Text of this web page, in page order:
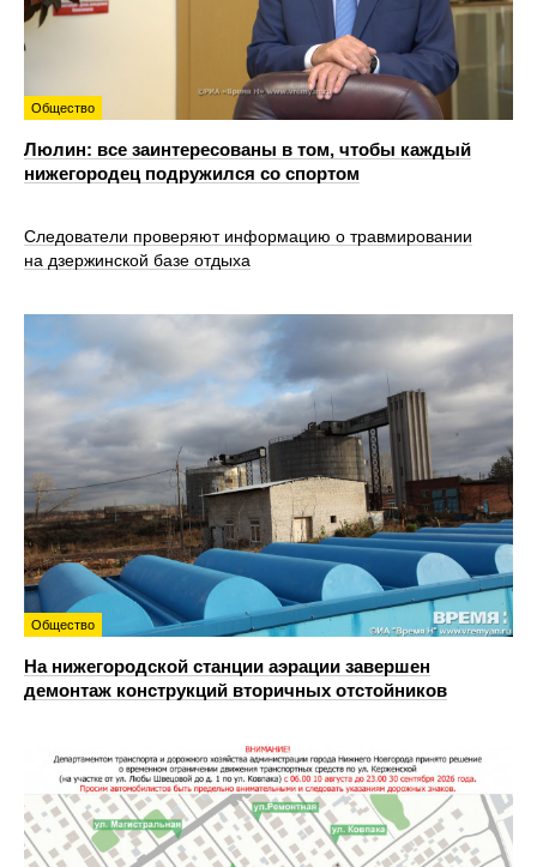
Общество
Люлин: все заинтересованы в том, чтобы каждый
нижегородец подружился со спортом
Следователи проверяют информацию о травмировании
на дзержинской базе отдыха
Общество
На нижегородской станции аэрации завершен
демонтаж конструкций вторичных отстойников